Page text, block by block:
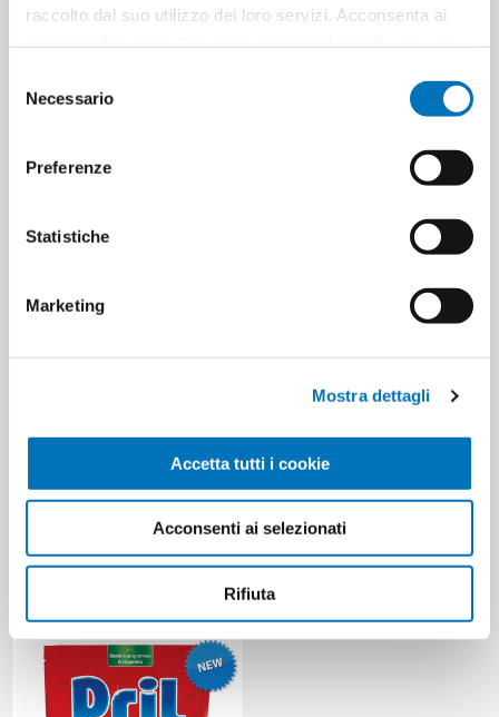
raccolto dal suo utilizzo dei loro servizi. Acconsenta ai
delNecessario
Preferenze
Statistiche
Marketing
Mostra dettagli
Accetta tutti i cookie
Acconsenti ai selezionati
Rifiuta
PRIL LAVASTOV BRILLANTANTE
PRIL DEOD PERLS LAVASTOV 65
PRIL LAVASTOV BRILLANTANTE
PRIL PAST LAVASTOV TUTTO IN 1